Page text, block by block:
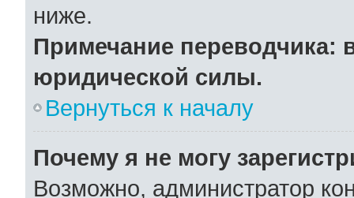
ниже.
Примечание переводчика:
юридической силы.
Вернуться к началу
Почему я не могу
Возможно, администратор